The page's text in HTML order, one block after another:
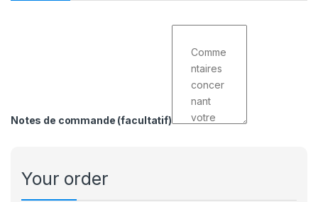
Notes de commande (facultatif)
Your order